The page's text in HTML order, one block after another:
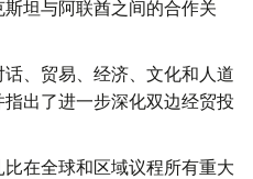
坦与阿联酋之间的合作关
、贸易、经济、文化和人道
出了进一步深化双边经贸投
在全球和区域议程所有重大